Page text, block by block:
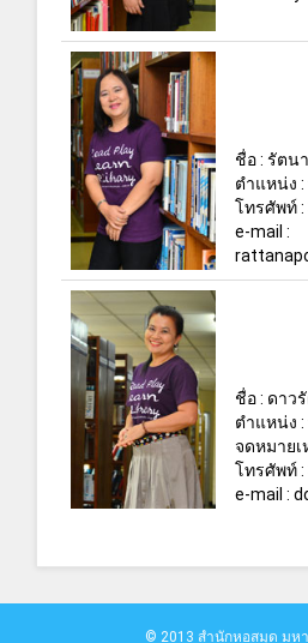
ชื่อ : รัตน
ตำแหน่ง
โทรศัพท์ :
e-mail :
ชื่อ : ดาว
ตำแหน่ง
จดหมายเ
โทรศัพท์ :
e-mail :
© 2013 สำนักหอสมุด มห